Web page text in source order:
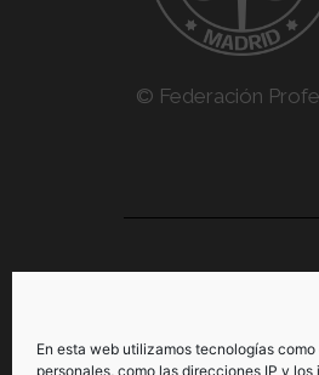
En esta web utilizamos tecnologías
personales, como las direcciones IP y
© Federación